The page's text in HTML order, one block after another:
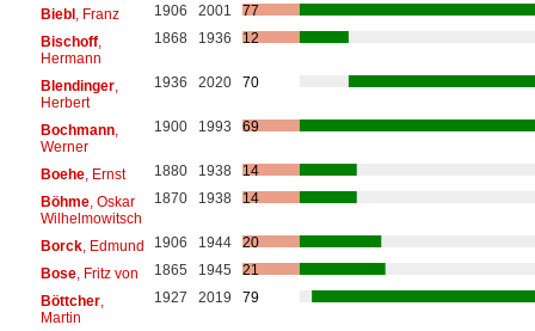
Biebl, Franz 1906 2001
77
Bischoff,
Hermann
1868 1936 12
Blendinger,
Herbert
1936 2020 70
Bochmann,
Werner
1900 1993 69
Boehe, Ernst 1880 1938
14
Böhme, Oskar
Wilhelmowitsch
1870 1938 14
Borck, Edmund 1906 1944
20
Bose, Fritz von 1865 1945
21
Böttcher,
Martin
1927 2019 79